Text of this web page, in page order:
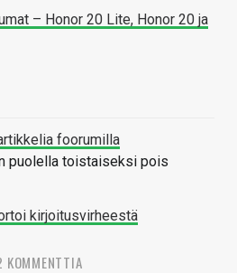
– Honor 20 Lite, Honor 20 ja
foorumilla
puolella toistaiseksi pois
kirjoitusvirheestä
KOMMENTTIA